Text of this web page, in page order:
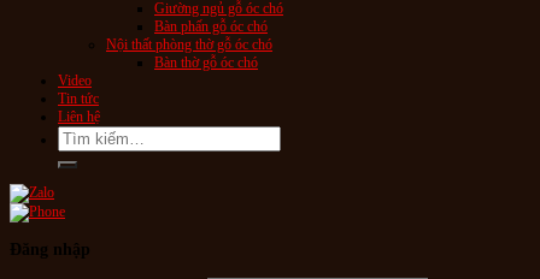
Giường ngủ gỗ óc chó
Bàn phấn gỗ óc chó
Nội thất phòng thờ gỗ óc chó
Bàn thờ gỗ óc chó
Video
Tin tức
Liên hệ
Tìm
kiếm:
Đăng nhập